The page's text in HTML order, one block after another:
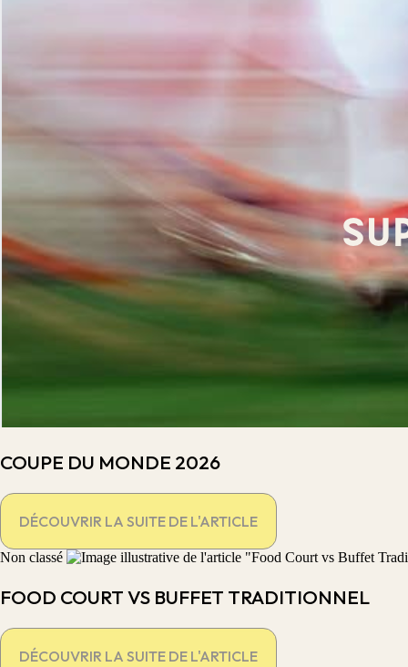
COUPE DU MONDE 2026
DÉCOUVRIR LA SUITE DE L'ARTICLE
Non classé
FOOD COURT VS BUFFET TRADITIONNEL
DÉCOUVRIR LA SUITE DE L'ARTICLE